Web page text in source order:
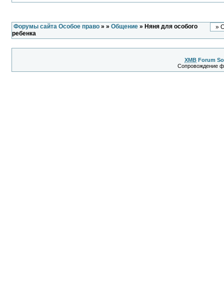
Форумы сайта Особое право» » Общение» Няня для особого
ребенка
XMB Forum
Сопровождение